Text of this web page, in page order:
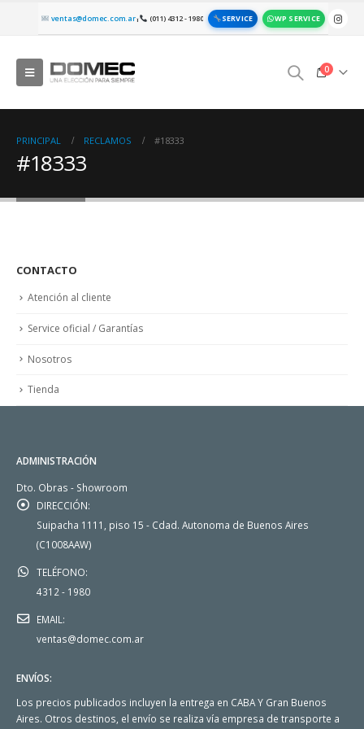
ventas@domec.com.ar| (011) 4312 - 1980 SERVICE WP SERVICE
0
PRINCIPAL RECLAMOS #18333
#18333
CONTACTO
Atención al cliente
Service oficial / Garantías
Nosotros
Tienda
ADMINISTRACIÓN
Dto. Obras - Showroom
DIRECCIÓN:
Suipacha 1111, piso 15 - Cdad. Autonoma de Buenos Aires
(C1008AAW)
TELÉFONO:
4312 - 1980
EMAIL:
ventas@domec.com.ar
ENVÍOS:
Los precios publicados incluyen la entrega en CABA Y Gran Buenos
Aires. Otros destinos, el envío se realiza vía empresa de transporte a